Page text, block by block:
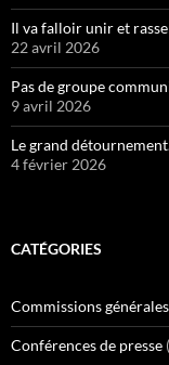
Il va falloir unir et
22 avril 2026
Pas de groupe
9 avril 2026
Le grand
4 février 2026
CATÉGORIES
Commissions générales
Conférences de presse